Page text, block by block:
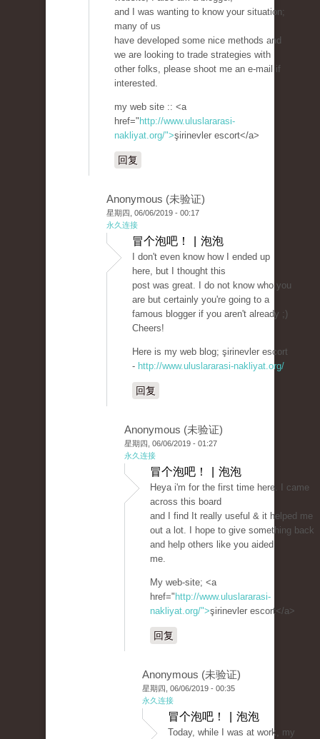
and I was wanting to know your situation;
many of us
have developed some nice methods and
we are looking to trade strategies with
other folks, please shoot me an e-mail if
interested.
my web site :: <a
href=" http://www.uluslararasi-
nakliyat.org/">şirinevler escort</a>
回复
Anonymous (未验证)
星期四, 06/06/2019 - 00:17
永久连接
冒个泡吧！ | 泡泡
I don't even know how I ended up
here, but I thought this
post was great. I do not know who you
are but certainly you're going to a
famous blogger if you aren't already ;)
Cheers!
Here is my web blog; şirinevler escort
- http://www.uluslararasi-nakliyat.org/
回复
Anonymous (未验证)
星期四, 06/06/2019 - 01:27
永久连接
冒个泡吧！ | 泡泡
Heya i'm for the first time here. I came
across this board
and I find It really useful & it helped me
out a lot. I hope to give something back
and help others like you aided
me.
My web-site; <a
href=" http://www.uluslararasi-
nakliyat.org/">şirinevler escort</a>
回复
Anonymous (未验证)
星期四, 06/06/2019 - 00:35
永久连接
冒个泡吧！ | 泡泡
Today, while I was at work, my